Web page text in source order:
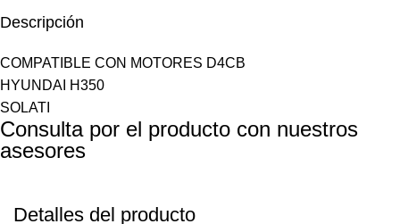
Descripción
COMPATIBLE CON MOTORES D4CB
HYUNDAI H350
SOLATI
Consulta por el producto con nuestros
asesores
Detalles del producto